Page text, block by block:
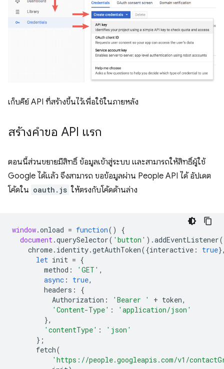
เก็บคีย์ API ที่สร้างขึ้นไว้เพื่อใช้ในภายหลัง
สร้างคำขอ API แรก
ตอนนี้ส่วนขยายมีสิทธิ์ ข้อมูลเข้าสู่ระบบ และสามารถให้สิทธิ์ผู้ใช้
Google ได้แล้ว จึงสามารถ ขอข้อมูลผ่าน People API ได้ อัปเดต
โค้ดใน oauth.js ให้ตรงกับโค้ดด้านล่าง
window.onload = function()
{
document.querySelector( 'button' ).addEventListener(
chrome. identity.getAuthToken({interactive : true
let init = {
method : 'GET' ,
async : true,
headers :
{
Authorization : 'Bearer ' + token,
'Content-Type' :
'application/json'
},
'contentType' :
'json'
};
fetch(
'https://people.googleapis.com/v1/